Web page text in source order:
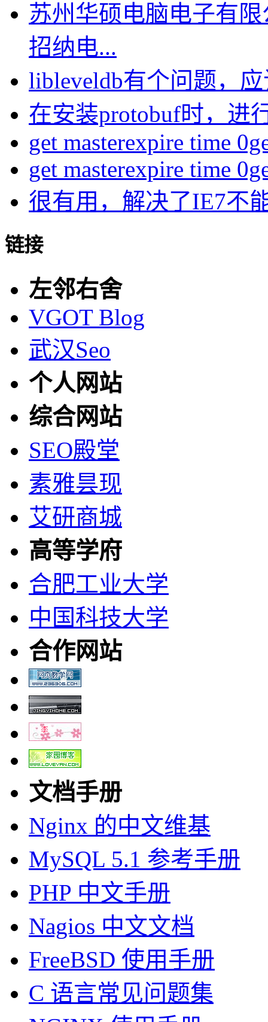
苏州华硕电脑电子有
招纳电...
libleveldb有个问题，
在安装protobuf时，进
get masterexpire time
get masterexpire time
很有用，解决了IE7不
链接
左邻右舍
VGOT Blog
武汉Seo
个人网站
综合网站
SEO殿堂
素雅昙现
艾研商城
高等学府
合肥工业大学
中国科技大学
合作网站
文档手册
Nginx 的中文维基
MySQL 5.1 参考手册
PHP 中文手册
Nagios 中文文档
FreeBSD 使用手册
C 语言常见问题集